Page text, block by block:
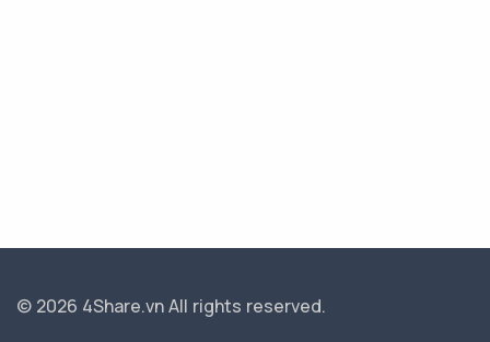
© 2026 4Share.vnAll rights reserved.